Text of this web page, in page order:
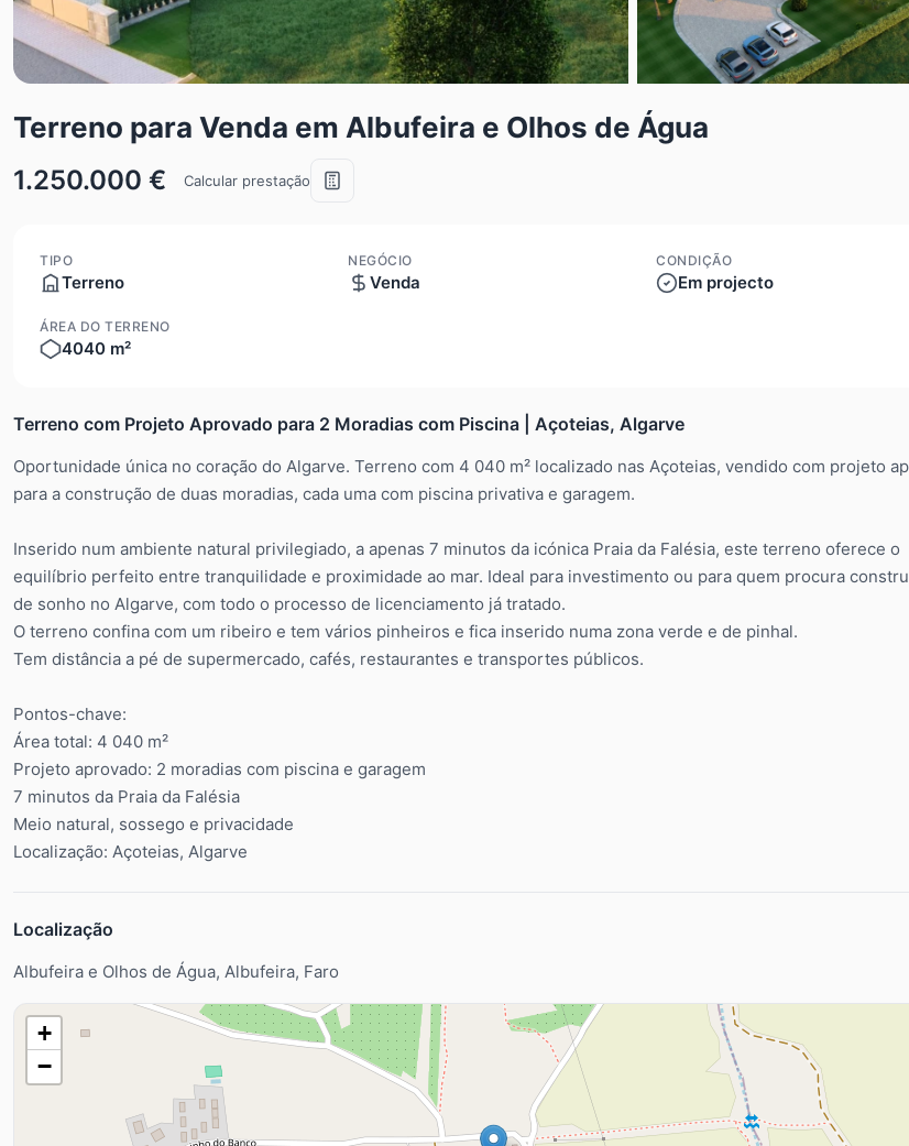
Terreno para Venda em Albufeira e Olhos de Água
1.250.000 € Calcular prestação
TIPO
Terreno
NEGÓCIO
Venda
CONDIÇÃO
Em projecto
ÁREA DO TERRENO
4040 m²
Terreno com Projeto Aprovado para 2 Moradias com Piscina | Açoteias, Algarve
Oportunidade única no coração do Algarve. Terreno com 4 040 m² localizado nas Açoteias, vendido com projeto
para a construção de duas moradias, cada uma com piscina privativa e garagem.
Inserido num ambiente natural privilegiado, a apenas 7 minutos da icónica Praia da Falésia, este terreno oferece o
equilíbrio perfeito entre tranquilidade e proximidade ao mar. Ideal para investimento ou para quem procura
de sonho no Algarve, com todo o processo de licenciamento já tratado.
O terreno confina com um ribeiro e tem vários pinheiros e fica inserido numa zona verde e de pinhal.
Tem distância a pé de supermercado, cafés, restaurantes e transportes públicos.
Pontos-chave:
Área total: 4 040 m²
Projeto aprovado: 2 moradias com piscina e garagem
7 minutos da Praia da Falésia
Meio natural, sossego e privacidade
Localização: Açoteias, Algarve
Localização
Albufeira e Olhos de Água, Albufeira, Faro
+
−